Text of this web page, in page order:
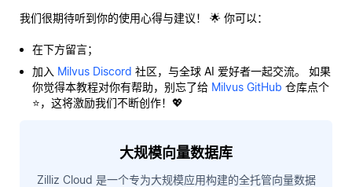
我们很期待听到你的使用心得与建议！ 🌟 你可以：
在下方留言；
加入 Milvus Discord 社区，与全球 AI 爱好者一起交流。 如果
你觉得本教程对你有帮助，别忘了给 Milvus GitHub 仓库点个
⭐，这将激励我们不断创作！💖
大规模向量数据库
Zilliz Cloud 是一个专为大规模应用构建的全托管向量数据